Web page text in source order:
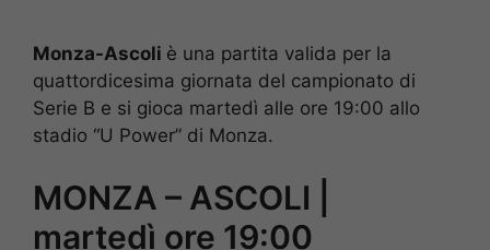
Monza-Ascoli è una partita valida per la
quattordicesima giornata del campionato di
Serie B e si gioca martedì alle ore 19:00 allo
stadio “U Power” di Monza.
MONZA – ASCOLI |
martedì ore 19:00